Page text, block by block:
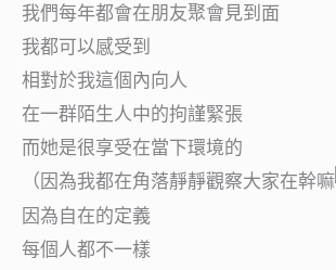
我們每年都會在朋友聚會見到面
我都可以感受到
相對於我這個內向人
在一群陌生人中的拘謹緊張
而她是很享受在當下環境的
（因為我都在角落靜靜觀察大家在幹嘛
因為自在的定義
每個人都不一樣